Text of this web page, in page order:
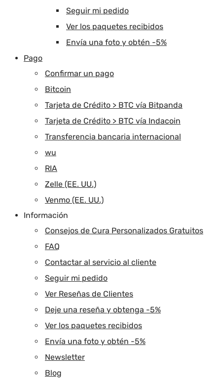
Seguir mi pedido
Ver los paquetes recibidos
Envía una foto y obtén -5%
Pago
Confirmar un pago
Bitcoin
Tarjeta de Crédito > BTC vía Bitpanda
Tarjeta de Crédito > BTC vía Indacoin
Transferencia bancaria internacional
wu
RIA
Zelle (EE. UU.)
Venmo (EE. UU.)
Información
Consejos de Cura Personalizados Gratuitos
FAQ
Contactar al servicio al cliente
Seguir mi pedido
Ver Reseñas de Clientes
Deje una reseña y obtenga -5%
Ver los paquetes recibidos
Envía una foto y obtén -5%
Newsletter
Blog